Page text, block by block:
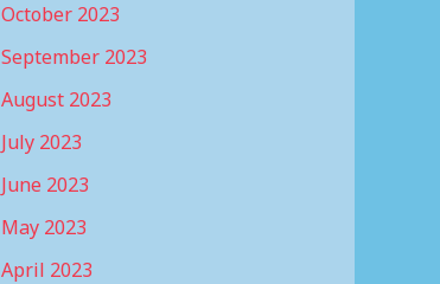
October 2023
September 2023
August 2023
July 2023
June 2023
May 2023
April 2023